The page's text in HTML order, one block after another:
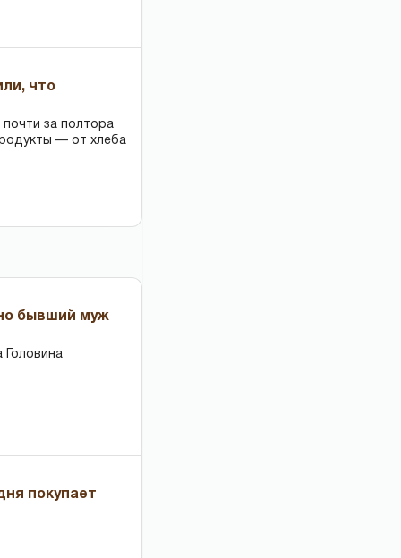
что
почти за полтора
— от хлеба
бывший муж
покупает